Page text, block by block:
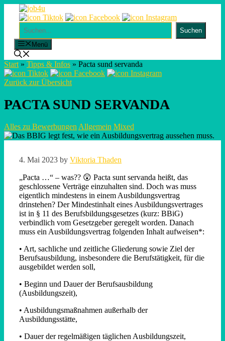
contentSuchen
Suchen
Menü
Start » Tipps & Infos » Pacta sund servanda
Zurück zur Übersicht
PACTA SUND SERVANDA
Alles zu Bewerbungen Allgemein Mixed
4. Mai 2023 by Viktoria Thaden
„Pacta …“ – was?? 😲 Pacta sunt servanda heißt, das
geschlossene Verträge einzuhalten sind. Doch was muss
eigentlich mindestens in einem Ausbildungsvertrag
drinstehen? Der Mindestinhalt eines Ausbildungsvertrages
ist in § 11 des Berufsbildungsgesetzes (kurz: BBiG)
verbindlich vom Gesetzgeber geregelt worden. Danach
muss ein Ausbildungsvertrag folgenden Inhalt aufweisen*:
• Art, sachliche und zeitliche Gliederung sowie Ziel der
Berufsausbildung, insbesondere die Berufstätigkeit, für die
ausgebildet werden soll,
• Beginn und Dauer der Berufsausbildung
(Ausbildungszeit),
• Ausbildungsmaßnahmen außerhalb der
Ausbildungsstätte,
• Dauer der regelmäßigen täglichen Ausbildungszeit,